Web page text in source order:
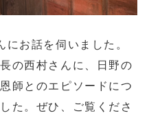
お話を伺いました。
の西村さんに、日野の
師とのエピソードにつ
た。ぜひ、ご覧くださ